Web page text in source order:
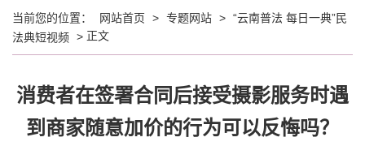
当前您的位置： 网站首页 > 专题网站 > “云南普法 每日一典”民
法典短视频 > 正文
消费者在签署合同后接受摄影服务时遇
到商家随意加价的行为可以反悔吗？